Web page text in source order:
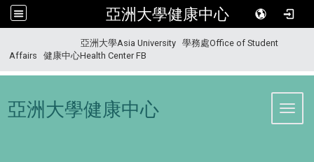
亞洲大學健康中心
亞洲大學Asia University
學務處Office of Student
Affairs
健康中心Health Center FB
亞洲大學健康中心